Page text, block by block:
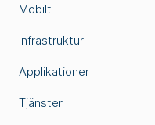
Mobilt
Infrastruktur
Applikationer
Tjänster